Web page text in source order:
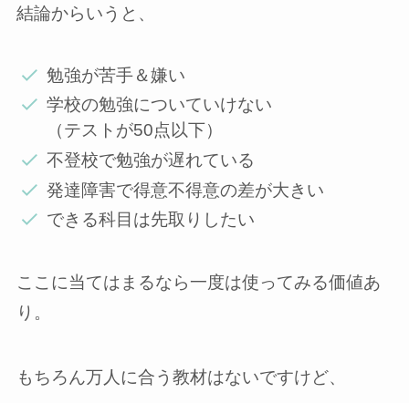
結論からいうと、
勉強が苦手＆嫌い
学校の勉強についていけない
（テストが50点以下）
不登校で勉強が遅れている
発達障害で得意不得意の差が大きい
できる科目は先取りしたい
ここに当てはまるなら一度は使ってみる価値あ
り。
もちろん万人に合う教材はないですけど、